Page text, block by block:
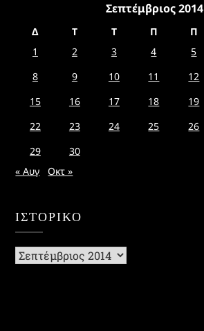
Σεπτέμβριος 2014
Δ Τ Τ Π Π
1
2 3 4 5
8
9 10 11 12
15
16 17 18 19
22
23 24 25 26
29
30
« Αυγ
Οκτ »
ΙΣΤΟΡΙΚΌ
Ιστορικό